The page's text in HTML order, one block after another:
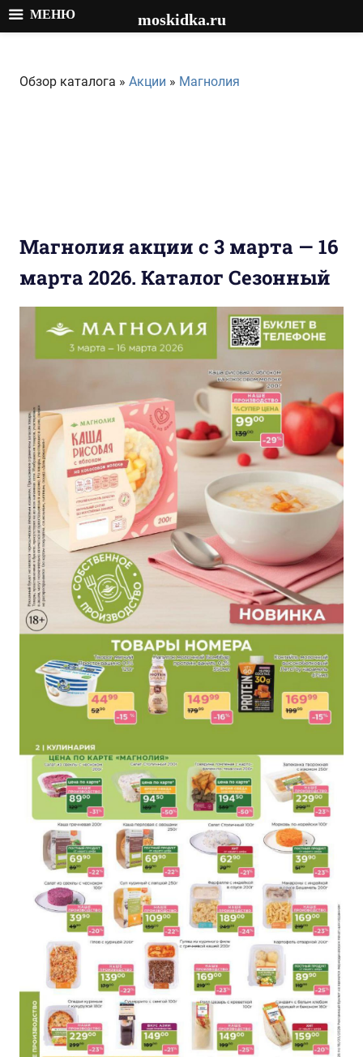
содержимому
Обзор каталога » Акции » Магнолия
Магнолия акции с 3 марта — 16
марта 2026. Каталог Сезонный
МЕНЮ moskidka.ru